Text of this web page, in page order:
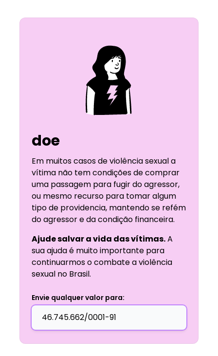
doe
Em muitos casos de violência sexual a
vítima não tem condições de comprar
uma passagem para fugir do agressor,
ou mesmo recurso para tomar algum
tipo de providencia, mantendo se refém
do agressor e da condição financeira.
Ajude salvar a vida das vítimas.A
sua ajuda é muito importante para
continuarmos o combate a violência
sexual no Brasil.
Envie qualquer valor para: